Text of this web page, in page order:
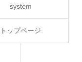
system
トップページ